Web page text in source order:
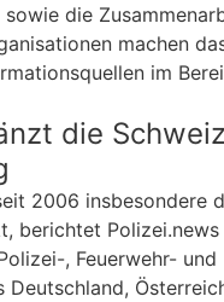
die
machen
im
die
2006 insbesondere
berichtet
, Feuerwehr- und
Deutschland,